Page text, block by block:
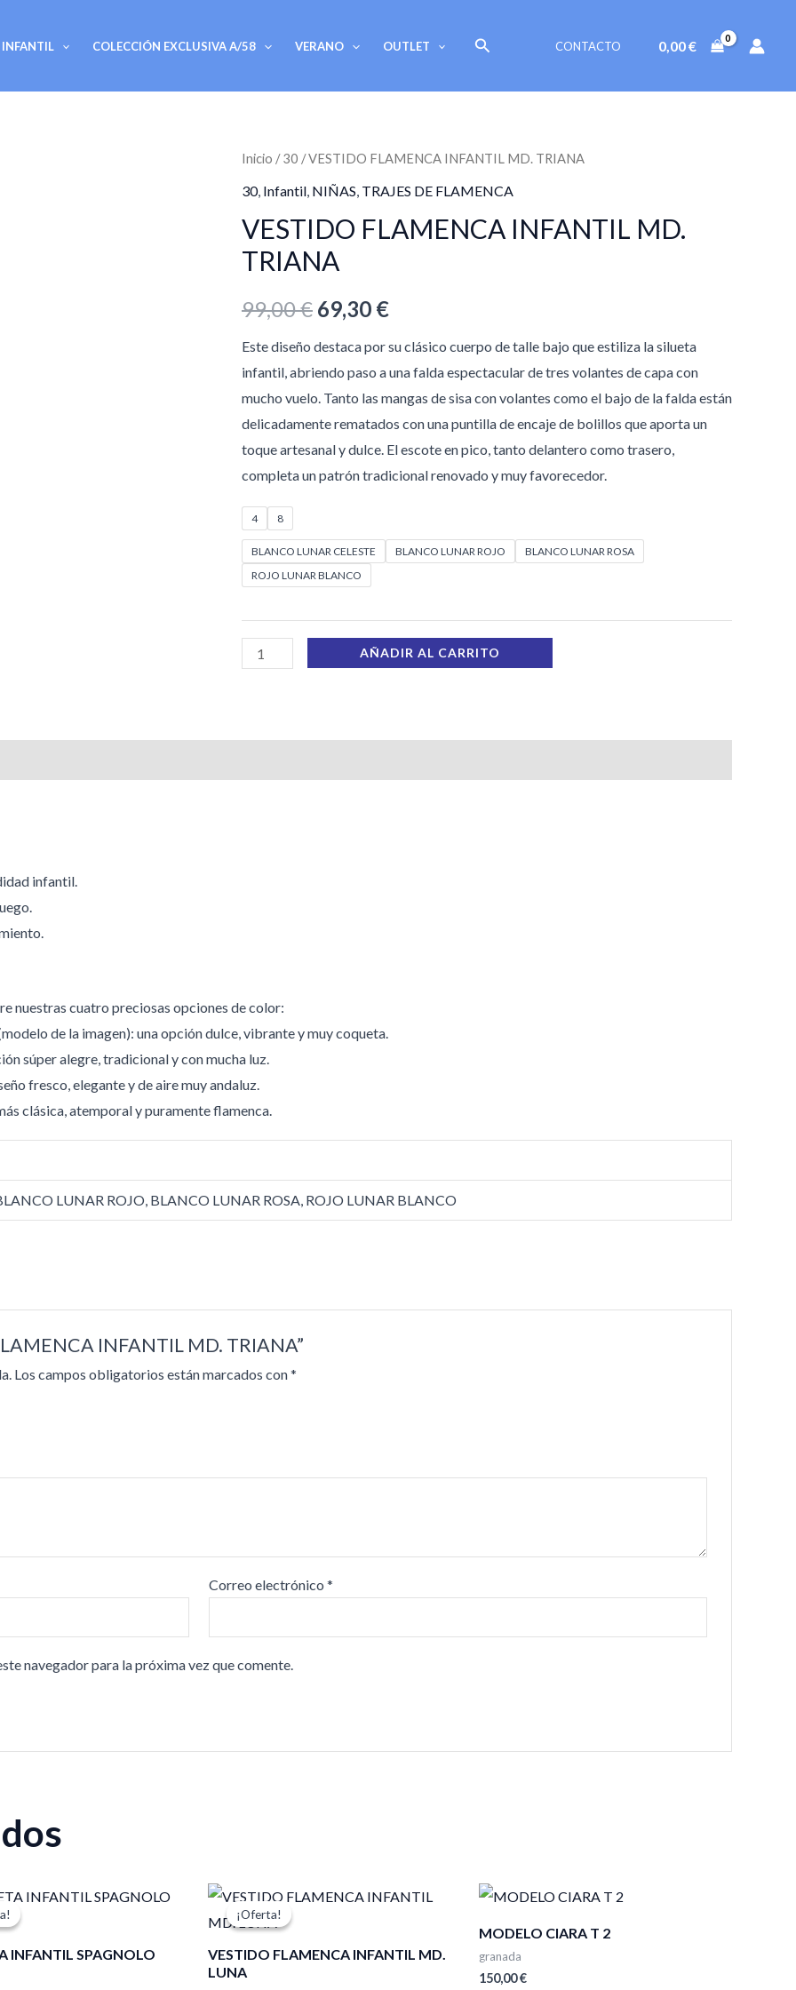
INFANTIL COLECCIÓN EXCLUSIVA A/58 VERANO OUTLET Buscar CONTACTO 0,00€
Inicio /30 / VESTIDO FLAMENCA INFANTIL MD. TRIANA
30, Infantil NIÑAS TRAJES DE FLAMENCA
VESTIDO FLAMENCA INFANTIL MD.
TRIANA
99,00€
El
precio
original
99,00 €.
69,30 €
El
precio
actual
69,30 €.
Este diseño destaca por su clásico cuerpo de talle bajo que estiliza la silueta
infantil, abriendo paso a una falda espectacular de tres volantes de capa con
mucho vuelo. Tanto las mangas de sisa con volantes como el bajo de la falda están
delicadamente rematados con una puntilla de encaje de bolillos que aporta un
toque artesanal y dulce. El escote en pico, tanto delantero como trasero,
completa un patrón tradicional renovado y muy favorecedor.
4 8
BLANCO LUNAR CELESTE BLANCO LUNAR ROJO
BLANCO LUNAR ROSA
ROJO LUNAR BLANCO
VESTIDO
FLAMENCA
MD.
TRIANA
AÑADIR AL CARRITO
infantil.
nuestras cuatro preciosas opciones de color:
de la imagen): una opción dulce, vibrante y muy coqueta.
súper alegre, tradicional y con mucha luz.
fresco, elegante y de aire muy andaluz.
clásica, atemporal y puramente flamenca.
LUNAR ROJO, BLANCO LUNAR ROSA, ROJO LUNAR BLANCO
INFANTIL MD. TRIANA”
Los campos obligatorios están marcados con*
Correo electrónico*
navegador para la próxima vez que comente.
INFANTIL SPAGNOLO
€.
El
precio
14,95 €.
¡Oferta!
¡Oferta!
VESTIDO FLAMENCA INFANTIL MD.
LUNA
El
precio
original
135,00 €.
El
precio
94,50 €.
MODELO CIARA T 2
granada
150,00€
era: